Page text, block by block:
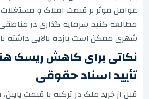
عوامل موثر بر قیمت املاک و مستغلات
مطالعه کنید. سرمایه گذاری در
شهری ممکن است بازده بالایی داشته
نکاتی برای کاهش ریسک
تأیید اسناد حقوقی
قبل از خرید ملک در ترکیه با قیمت